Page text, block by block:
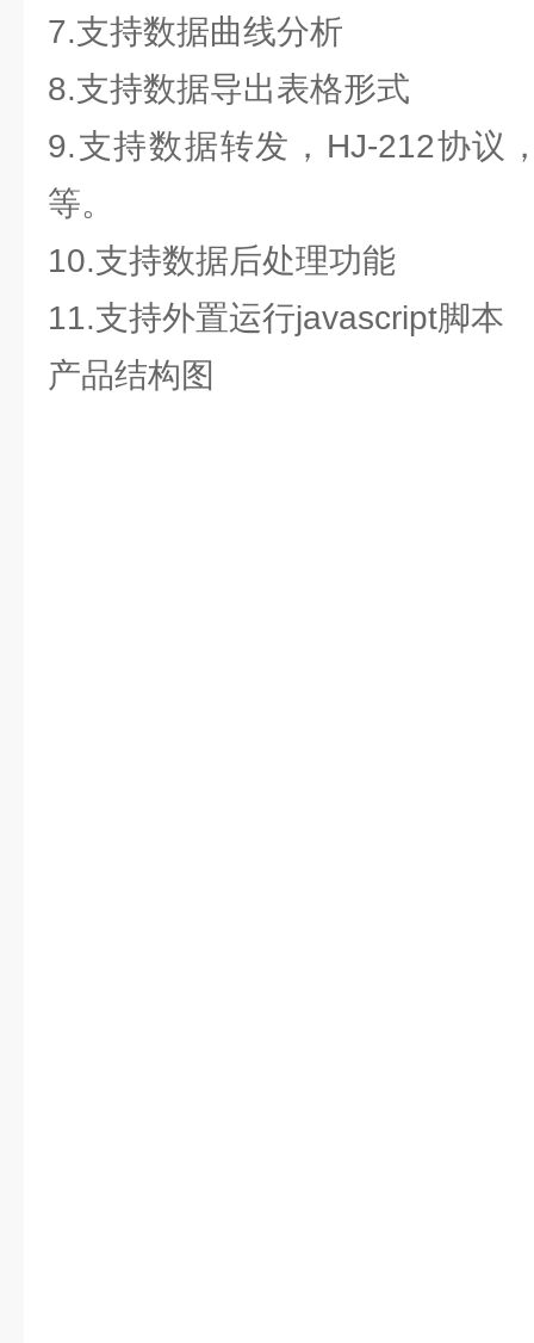
7.支持数据曲线分析
8.支持数据导出表格形式
9.支持数据转发，HJ-212协议
等。
10.支持数据后处理功能
11.支持外置运行javascript脚本
产品结构图